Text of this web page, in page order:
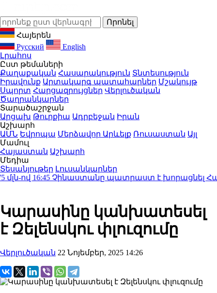
Հայերեն
Русский
English
Լրահոս
Ըստ թեմաների
Քաղաքական Հասարակություն Տնտեսություն
Իրավունք Արտակարգ պատահարներ Մշակույթ
Սպորտ Հարցազրույցներ Վերլուծական
Ծաղրանկարներ
Տարածաշրջան
Արցախ Թուրքիա Ադրբեջան Իրան
Աշխարհ
ԱՄՆ Եվրոպա Մերձավոր Արևելք Ռուսաստան Այլ
Մամուլ
Հայաստան Աշխարհ
Մեդիա
Տեսանյութեր Լուսանկարներ
ով16:45Չինաստանը պատրաստ է խորացնել
Կարասինը կանխատեսել
է Զելենսկու փլուզումը
Վերլուծական 22 Նոյեմբեր, 2025 14:26